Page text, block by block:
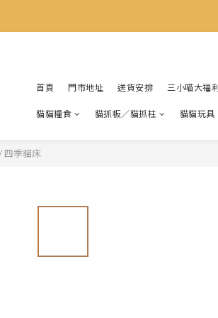
首頁 門市地址 送貨安排 三小喵大福
貓貓糧食 貓抓板／貓抓柱 貓貓玩具
/ 四季貓床